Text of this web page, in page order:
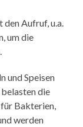
Aufruf, u.a.
um die
und Speisen
die
Bakterien,
werden